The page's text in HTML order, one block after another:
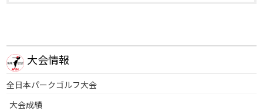
大会情報
全日本パークゴルフ大会
大会成績